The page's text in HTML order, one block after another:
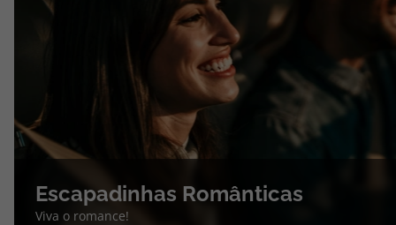
Escapadinhas Românticas
Viva o romance!